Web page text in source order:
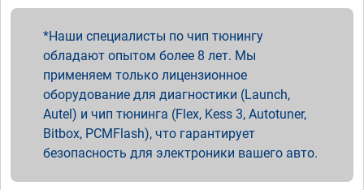
Наши специалисты по чип тюнингу
обладают опытом более 8 лет. Мы
применяем только лицензионное
оборудование для диагностики (Launch,
Autel) и чип тюнинга (Flex, Kess 3, Autotuner,
Bitbox, PCMFlash), что гарантирует
безопасность для электроники вашего авто.